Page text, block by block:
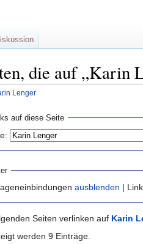
die auf „Karin
Lenger
auf diese Seite
ausblenden |
Seiten verlinken auf Karin
werden 9 Einträge.